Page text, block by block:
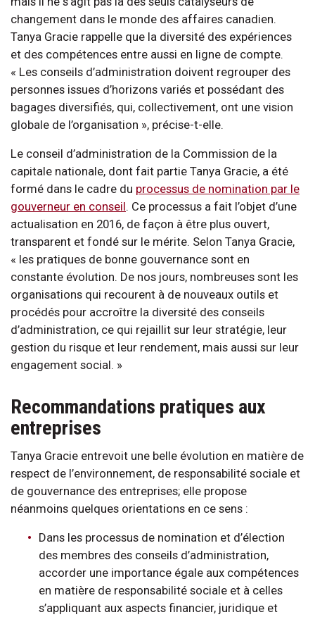
changement dans le monde des affaires canadien.
Tanya Gracie rappelle que la diversité des expériences
et des compétences entre aussi en ligne de compte.
« Les conseils d’administration doivent regrouper des
personnes issues d’horizons variés et possédant des
bagages diversifiés, qui, collectivement, ont une vision
globale de l’organisation », précise-t-elle.
Le conseil d’administration de la Commission de la
capitale nationale, dont fait partie Tanya Gracie, a été
formé dans le cadre du processus de nomination par le
gouverneur en conseil. Ce processus a fait l’objet d’une
actualisation en 2016, de façon à être plus ouvert,
transparent et fondé sur le mérite. Selon Tanya Gracie,
« les pratiques de bonne gouvernance sont en
constante évolution. De nos jours, nombreuses sont les
organisations qui recourent à de nouveaux outils et
procédés pour accroître la diversité des conseils
d’administration, ce qui rejaillit sur leur stratégie, leur
gestion du risque et leur rendement, mais aussi sur leur
engagement social. »
Recommandations pratiques aux
entreprises
Tanya Gracie entrevoit une belle évolution en matière de
respect de l’environnement, de responsabilité sociale et
de gouvernance des entreprises; elle propose
néanmoins quelques orientations en ce sens :
Dans les processus de nomination et d’élection
des membres des conseils d’administration,
accorder une importance égale aux compétences
en matière de responsabilité sociale et à celles
s’appliquant aux aspects financier, juridique et